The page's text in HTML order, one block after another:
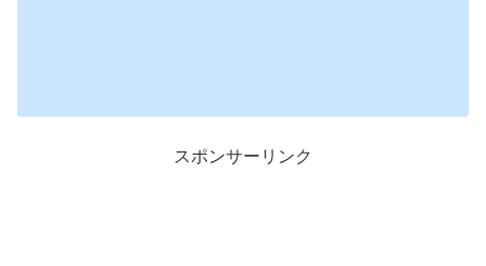
スポンサーリンク